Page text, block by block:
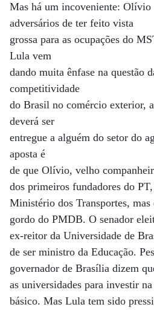
Mas há um incoveniente: Olívio
adversários de ter feito vista
grossa para as ocupações do
Lula vem
dando muita ênfase na questão
competitividade
do Brasil no comércio exterior,
deverá ser
entregue a alguém do setor do
aposta é
de que Olívio, velho
dos primeiros fundadores do
Ministério dos Transportes, mas
gordo do PMDB. O senador
ex-reitor da Universidade de
de ser ministro da Educação.
governador de Brasília dizem
as universidades para investir
básico. Mas Lula tem sido